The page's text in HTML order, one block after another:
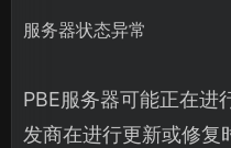
服务器状态异常
PBE服务器可能正在进
发商在进行更新或修复